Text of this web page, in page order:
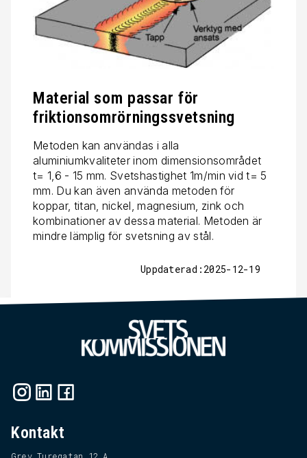
Material som passar för
friktionsomrörningssvetsning
Metoden kan användas i alla
aluminiumkvaliteter inom dimensionsområdet
t= 1,6 - 15 mm. Svetshastighet 1m/min vid t= 5
mm. Du kan även använda metoden för
koppar, titan, nickel, magnesium, zink och
kombinationer av dessa material. Metoden är
mindre lämplig för svetsning av stål.
Uppdaterad:2025-12-19
Kontakt